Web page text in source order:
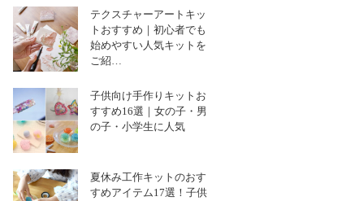
テクスチャーアートキッ
トおすすめ｜初心者でも
始めやすい人気キットを
ご紹…
子供向け手作りキットお
すすめ16選｜女の子・男
の子・小学生に人気
夏休み工作キットのおす
すめアイテム17選！子供